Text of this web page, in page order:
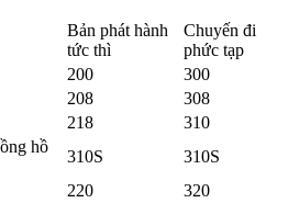
Bản phát hành
tức thì
Chuyến đi
phức tạp
200
300
208
308
218
310
hồ
310S
310S
220
320